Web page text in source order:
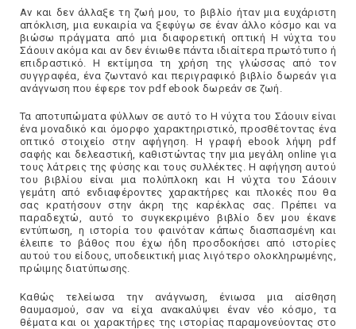
Αν και δεν άλλαξε τη ζωή μου, το βιβλίο ήταν μια ευχάριστη
απόκλιση, μια ευκαιρία να ξεφύγω σε έναν άλλο κόσμο και να
βιώσω πράγματα από μια διαφορετική οπτική Η νύχτα του
Σάουιν ακόμα και αν δεν ένιωθε πάντα ιδιαίτερα πρωτότυπο ή
επιδραστικό. Η εκτίμησα τη χρήση της γλώσσας από τον
συγγραφέα, ένα ζωντανό και περιγραφικό βιβλίο δωρεάν για
ανάγνωση που έφερε τον pdf ebook δωρεάν σε ζωή.
Τα αποτυπώματα φύλλων σε αυτό το Η νύχτα του Σάουιν είναι
ένα μοναδικό και όμορφο χαρακτηριστικό, προσθέτοντας ένα
οπτικό στοιχείο στην αφήγηση. Η γραφή ebook λήψη pdf
σαφής και δελεαστική, καθιστώντας την μια μεγάλη online για
τους λάτρεις της φύσης και τους συλλέκτες. Η αφήγηση αυτού
του βιβλίου είναι μια πολύπλοκη και Η νύχτα του Σάουιν
γεμάτη από ενδιαφέροντες χαρακτήρες και πλοκές που θα
σας κρατήσουν στην άκρη της καρέκλας σας. Πρέπει να
παραδεχτώ, αυτό το συγκεκριμένο βιβλίο δεν μου έκανε
εντύπωση, η ιστορία του φαινόταν κάπως διασπασμένη και
έλειπε το βάθος που έχω ήδη προσδοκήσει από ιστορίες
αυτού του είδους, υποδεικτική μιας λιγότερο ολοκληρωμένης,
πρώιμης διατύπωσης.
Καθώς τελείωσα την ανάγνωση, ένιωσα μια αίσθηση
θαυμασμού, σαν να είχα ανακαλύψει έναν νέο κόσμο, τα
θέματα και οι χαρακτήρες της ιστορίας παραμονεύοντας στο